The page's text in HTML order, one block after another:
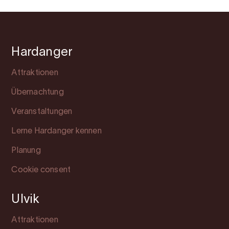
Hardanger
Attraktionen
Übernachtung
Veranstaltungen
Lerne Hardanger kennen
Planung
Cookie consent
Ulvik
Attraktionen